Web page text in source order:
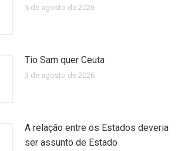
5 de agosto de 2026
Tio Sam quer Ceuta
3 de agosto de 2026
A relação entre os Estados deveria
ser assunto de Estado